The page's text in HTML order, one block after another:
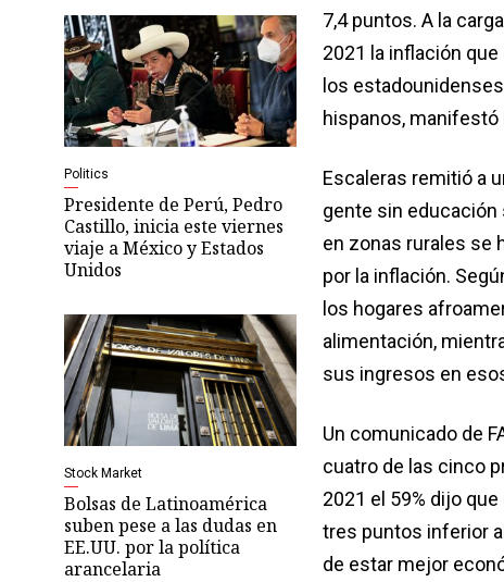
Politics
Presidente de Perú, Pedro
Castillo, inicia este viernes
viaje a México y Estados
Unidos
Stock Market
Bolsas de Latinoamérica
suben pese a las dudas en
EE.UU. por la política
arancelaria
7,4 puntos. A la
2021 la inflación
los
hispanos, manifestó
Escaleras remitió a
gente sin
en zonas rurales se
por la inflación.
los hogares
alimentación,
sus ingresos en
Un comunicado de
cuatro de las cinco
2021 el 59% dijo
tres puntos inferior
de estar mejor